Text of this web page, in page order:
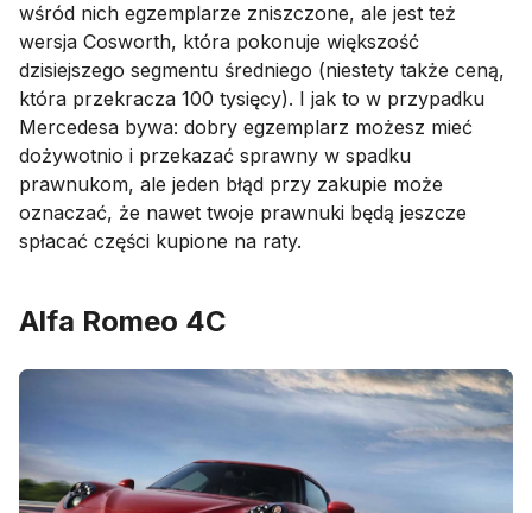
wśród nich egzemplarze zniszczone, ale jest też
wersja Cosworth, która pokonuje większość
dzisiejszego segmentu średniego (niestety także ceną,
która przekracza 100 tysięcy). I jak to w przypadku
Mercedesa bywa: dobry egzemplarz możesz mieć
dożywotnio i przekazać sprawny w spadku
prawnukom, ale jeden błąd przy zakupie może
oznaczać, że nawet twoje prawnuki będą jeszcze
spłacać części kupione na raty.
Alfa Romeo 4C